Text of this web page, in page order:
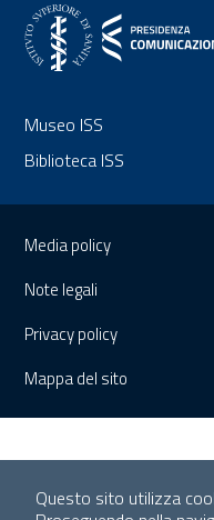
Museo ISS
Biblioteca ISS
Media policy
Note legali
Privacy policy
Mappa del sito
Questo sito utilizza